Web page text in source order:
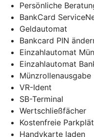
Persönliche
BankCard
Geldautomat
Bankcard PIN
Einzahlautomat
Einzahlautomat
Münzrollenausgabe
VR-Ident
SB-Terminal
Wertschließfächer
Kostenfreie
Handykarte laden